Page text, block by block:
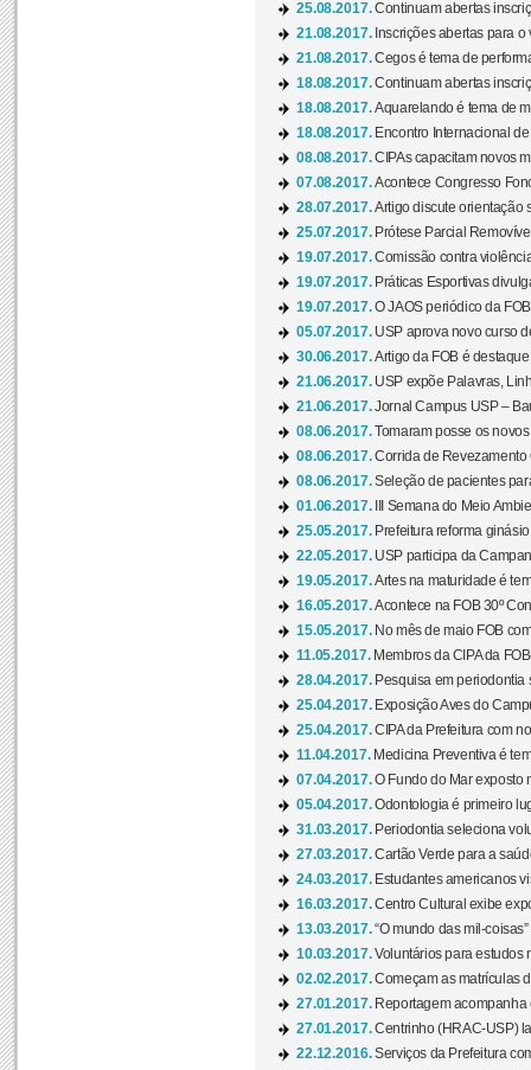
25.08.2017.Continuam abertas
21.08.2017. Inscrições abertas para
21.08.2017.Cegos é tema de
18.08.2017.Continuam abertas
18.08.2017.Aquarelando é tema de
18.08.2017. Encontro Internacional
08.08.2017.CIPAs capacitam novos
07.08.2017.Acontece Congresso
28.07.2017.Artigo discute orientação
25.07.2017. Prótese Parcial
19.07.2017.Comissão contra
19.07.2017. Práticas Esportivas
19.07.2017.O JAOS periódico da
05.07.2017. USP aprova novo curso
30.06.2017.Artigo da FOB é
21.06.2017. USP expõe Palavras,
21.06.2017.Jornal Campus USP –
08.06.2017.Tomaram posse os
08.06.2017.Corrida de Revezamento
08.06.2017.Seleção de pacientes
01.06.2017.
III Semana do Meio
25.05.2017. Prefeitura reforma
22.05.2017. USP participa da
19.05.2017.Artes na maturidade é
16.05.2017.Acontece na FOB 30º
15.05.2017. No mês de maio FOB
11.05.2017. Membros da CIPA da
28.04.2017. Pesquisa em periodontia
25.04.2017. Exposição Aves do
25.04.2017.CIPA da Prefeitura com
11.04.2017. Medicina Preventiva é
07.04.2017.O Fundo do Mar exposto
05.04.2017.Odontologia é primeiro
31.03.2017. Periodontia seleciona
27.03.2017.Cartão Verde para a
24.03.2017. Estudantes americanos
16.03.2017.Centro Cultural exibe
13.03.2017.“O mundo das mil-
10.03.2017.Voluntários para estudos
02.02.2017.Começam as matrículas
27.01.2017. Reportagem
27.01.2017.Centrinho (HRAC-USP)
22.12.2016.Serviços da Prefeitura